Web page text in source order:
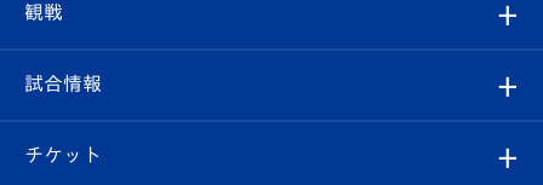
クラブ
試合情報
クラブ概要
観戦
観戦ルール
試合情報
試合日程/結果
チケット